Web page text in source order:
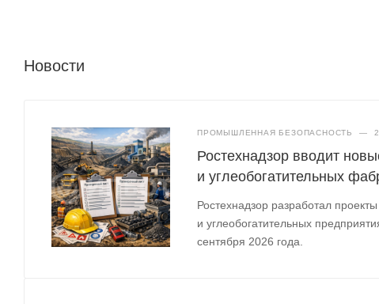
Новости
ПРОМЫШЛЕННАЯ БЕЗОПАСНОСТЬ —
Ростехнадзор вводит
и углеобогатительных
Ростехнадзор разработал
и углеобогатительных
сентября 2026 года.